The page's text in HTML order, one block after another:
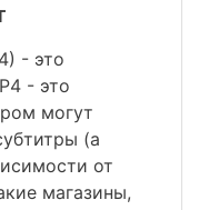
- это
- это
могут
(а
от
магазины,